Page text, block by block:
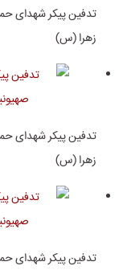
تدفین پیکر شهدای
زهرا (س)
تدفین پیکر شهدای
زهرا (س)
تدفین پیکر شهدای